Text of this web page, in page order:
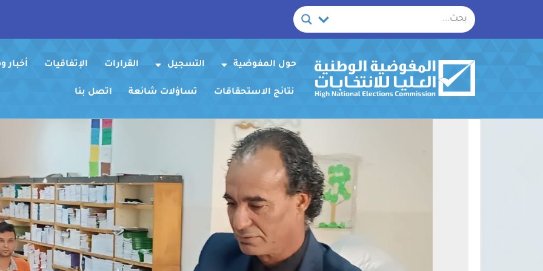
حول المفوضية التسجيل القرارات الإتفاقيات
نتائج الاستحقاقات تساؤلات شائعة اتصل بنا